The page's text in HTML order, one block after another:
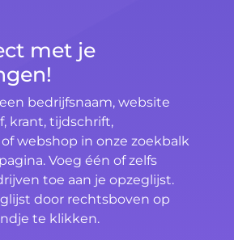
met je
bedrijfsnaam, website
krant, tijdschrift,
webshop in onze zoekbalk
Voeg één of zelfs
toe aan je opzeglijst.
door rechtsboven op
te klikken.